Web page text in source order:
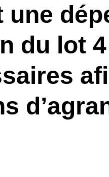
une
du lot